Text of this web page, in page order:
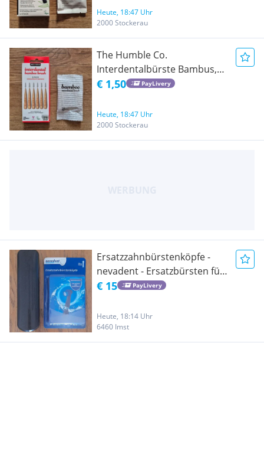
Heute, 18:47 Uhr
2000 Stockerau
The Humble Co.
Interdentalbürste Bambus,
Größe 2 - 0,50mm, 6 Stk
€ 1,50 PayLivery
Heute, 18:47 Uhr
2000 Stockerau
Ersatzzahnbürstenköpfe -
nevadent - Ersatzbürsten für
elektrische Zahnbürste
€ 15 PayLivery
Heute, 18:14 Uhr
6460 Imst